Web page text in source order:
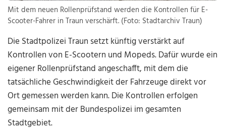
Mit dem neuen Rollenprüfstand werden die Kontrollen für E-
Scooter-Fahrer in Traun verschärft. (Foto: Stadtarchiv Traun)
Die Stadtpolizei Traun setzt künftig verstärkt auf
Kontrollen von E-Scootern und Mopeds. Dafür wurde ein
eigener Rollenprüfstand angeschafft, mit dem die
tatsächliche Geschwindigkeit der Fahrzeuge direkt vor
Ort gemessen werden kann. Die Kontrollen erfolgen
gemeinsam mit der Bundespolizei im gesamten
Stadtgebiet.